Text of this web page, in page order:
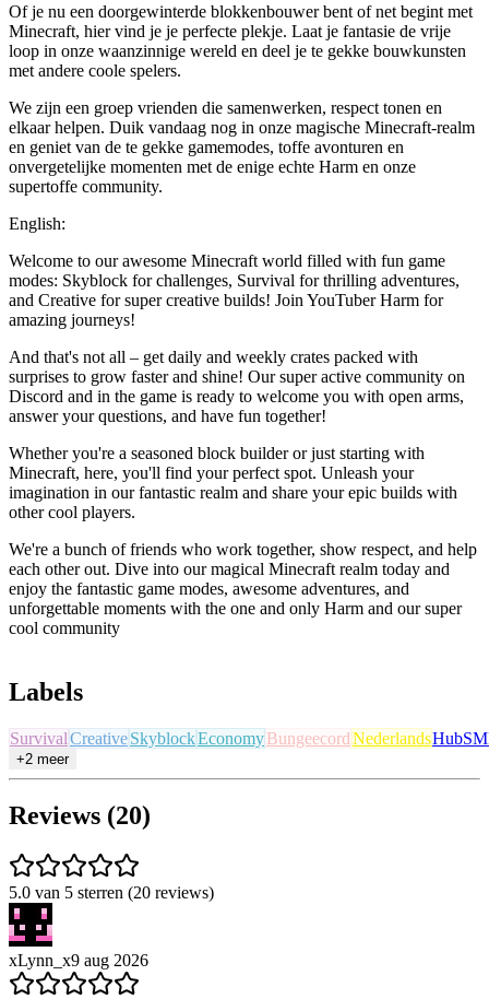
Of je nu een doorgewinterde blokkenbouwer bent of net begint met
Minecraft, hier vind je je perfecte plekje. Laat je fantasie de vrije
loop in onze waanzinnige wereld en deel je te gekke bouwkunsten
met andere coole spelers.
We zijn een groep vrienden die samenwerken, respect tonen en
elkaar helpen. Duik vandaag nog in onze magische Minecraft-realm
en geniet van de te gekke gamemodes, toffe avonturen en
onvergetelijke momenten met de enige echte Harm en onze
supertoffe community.
English:
Welcome to our awesome Minecraft world filled with fun game
modes: Skyblock for challenges, Survival for thrilling adventures,
and Creative for super creative builds! Join YouTuber Harm for
amazing journeys!
And that's not all – get daily and weekly crates packed with
surprises to grow faster and shine! Our super active community on
Discord and in the game is ready to welcome you with open arms,
answer your questions, and have fun together!
Whether you're a seasoned block builder or just starting with
Minecraft, here, you'll find your perfect spot. Unleash your
imagination in our fantastic realm and share your epic builds with
other cool players.
We're a bunch of friends who work together, show respect, and help
each other out. Dive into our magical Minecraft realm today and
enjoy the fantastic game modes, awesome adventures, and
unforgettable moments with the one and only Harm and our super
cool community
Labels
SurvivalCreativeSkyblockEconomyBungeecordNederlandsHub
+2 meer
Reviews (20)
5.0 van 5 sterren (20 reviews)
xLynn_x9 aug 2026